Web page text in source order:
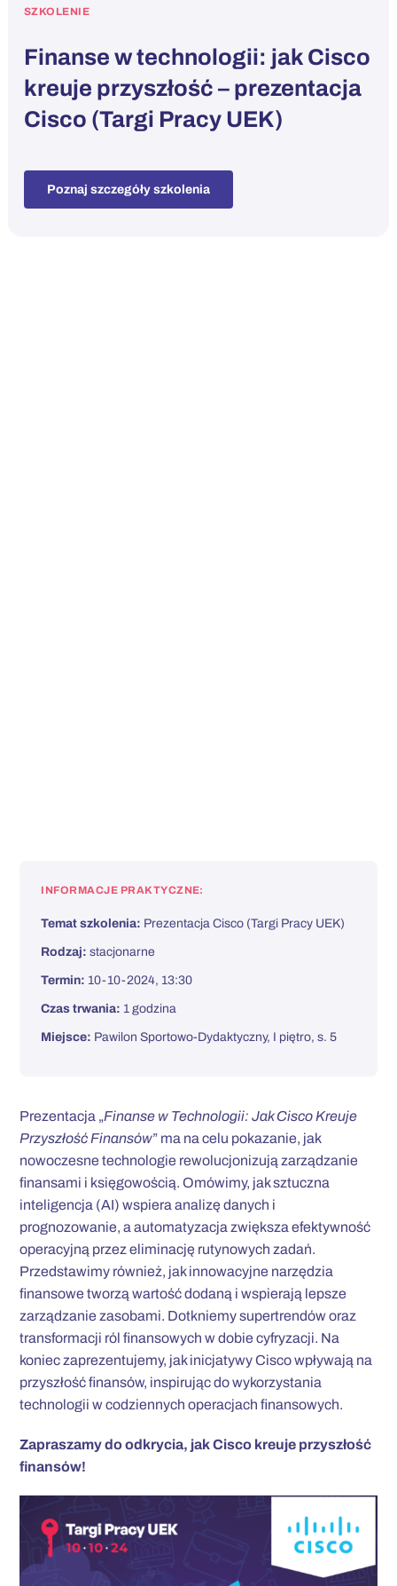
SZKOLENIE
Finanse w technologii: jak Cisco
kreuje przyszłość – prezentacja
Cisco (Targi Pracy UEK)
Poznaj szczegóły szkolenia
Prezentacja „Finanse w Technologii: Jak Cisco Kreuje
Przyszłość Finansów” ma na celu pokazanie, jak
nowoczesne technologie rewolucjonizują zarządzanie
finansami i księgowością. Omówimy, jak sztuczna
inteligencja (AI) wspiera analizę danych i
prognozowanie, a automatyzacja zwiększa efektywność
operacyjną przez eliminację rutynowych zadań.
Przedstawimy również, jak innowacyjne narzędzia
finansowe tworzą wartość dodaną i wspierają lepsze
zarządzanie zasobami. Dotkniemy supertrendów oraz
transformacji ról finansowych w dobie cyfryzacji. Na
koniec zaprezentujemy, jak inicjatywy Cisco wpływają na
przyszłość finansów, inspirując do wykorzystania
technologii w codziennych operacjach finansowych.
Zapraszamy do odkrycia, jak Cisco kreuje przyszłość
finansów!
INFORMACJE PRAKTYCZNE:
Temat szkolenia: Prezentacja Cisco (Targi Pracy UEK)
Rodzaj: stacjonarne
Termin: 10-10-2024, 13:30
Czas trwania: 1 godzina
Miejsce: Pawilon Sportowo-Dydaktyczny, I piętro, s. 5